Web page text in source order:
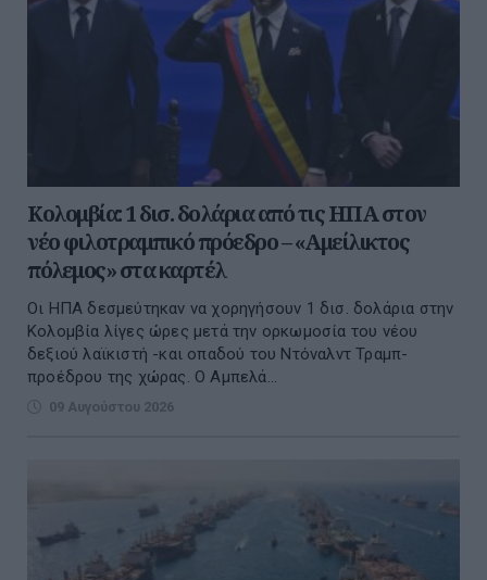
Κολομβία: 1 δισ. δολάρια από τις ΗΠΑ στον
νέο φιλοτραμπικό πρόεδρο – «Αμείλικτος
πόλεμος» στα καρτέλ
Οι ΗΠΑ δεσμεύτηκαν να χορηγήσουν 1 δισ. δολάρια στην
Κολομβία λίγες ώρες μετά την ορκωμοσία του νέου
δεξιού λαϊκιστή -και οπαδού του Ντόναλντ Τραμπ-
προέδρου της χώρας. Ο Αμπελά...
09 Αυγούστου 2026